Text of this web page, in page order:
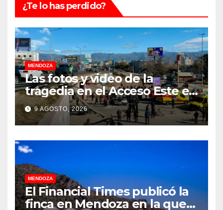
¿Te lo has perdido?
MENDOZA
Las fotos y video de la
tragedia en el Acceso Este en
donde murió un padre de
familia
9 AGOSTO, 2026
MENDOZA
El Financial Times publicó la
finca en Mendoza en la que